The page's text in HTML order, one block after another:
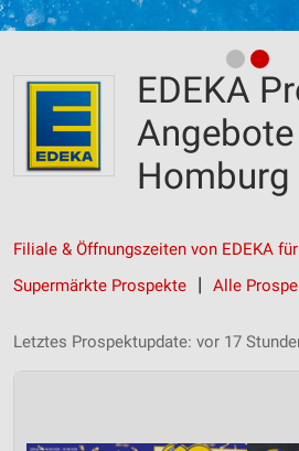
EDEKA
Homburg
Filiale & Öffnungszeiten von EDEKA
Supermärkte Prospekte
Alle
Letztes Prospektupdate: vor 17